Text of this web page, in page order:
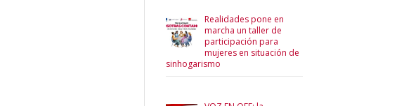
Realidades pone en
marcha un taller de
participación para
mujeres en situación de
sinhogarismo